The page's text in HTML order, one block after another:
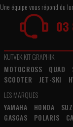
Une équipe vous répond du
03
KUTVEK KIT GRAPHIK
MOTOCROSS
QUAD
SCOOTER
JET-SKI
LES MARQUES
YAMAHA
HONDA
GASGAS
POLARIS